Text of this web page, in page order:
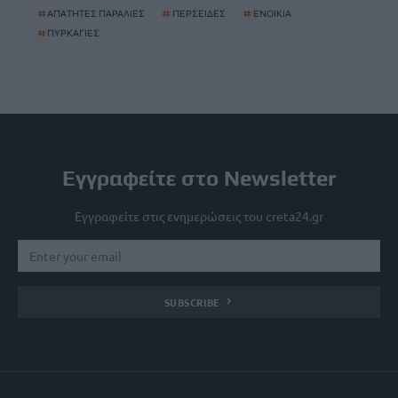
#ΑΠΑΤΗΤΕΣ ΠΑΡΑΛΙΕΣ # ΠΕΡΣΕΙΔΕΣ # ΕΝΟΙΚΙΑ
# ΠΥΡΚΑΓΙΕΣ
Εγγραφείτε στο Newsletter
Εγγραφείτε στις ενημερώσεις του creta24.gr
SUBSCRIBE